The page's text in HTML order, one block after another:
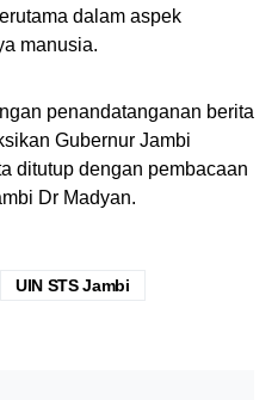
dalam aspek
manusia.
penandatanganan berita
Gubernur Jambi
ditutup dengan pembacaan
Dr Madyan.
UIN STS Jambi